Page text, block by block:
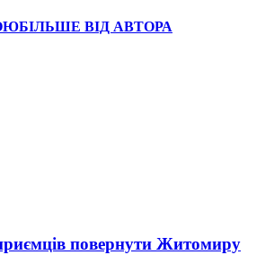
БІЛЬШЕ ВІД АВТОРА
повернути Житомиру